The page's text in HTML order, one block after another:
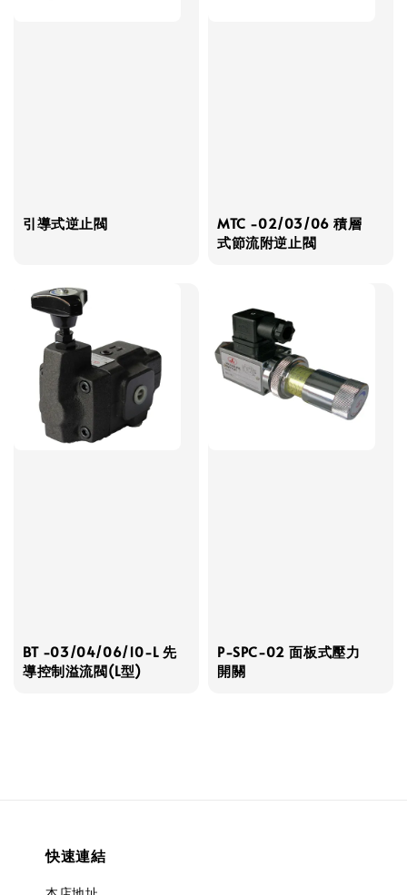
引導式逆止閥
MTC -02/03/06 積層
式節流附逆止閥
BT -03/04/06/10-L 先
導控制溢流閥(L型)
P-SPC-02 面板式壓力
開關
快速連結